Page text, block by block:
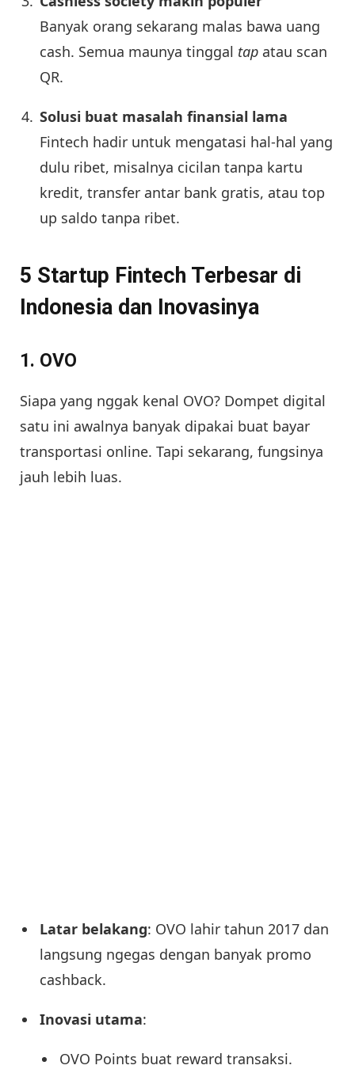
Banyak orang sekarang malas bawa uang
cash. Semua maunya tinggal tap atau scan
QR.
Solusi buat masalah finansial lama
Fintech hadir untuk mengatasi hal-hal yang
dulu ribet, misalnya cicilan tanpa kartu
kredit, transfer antar bank gratis, atau top
up saldo tanpa ribet.
5 Startup Fintech Terbesar di
Indonesia dan Inovasinya
1. OVO
Siapa yang nggak kenal OVO? Dompet digital
satu ini awalnya banyak dipakai buat bayar
transportasi online. Tapi sekarang, fungsinya
jauh lebih luas.
Latar belakang: OVO lahir tahun 2017 dan
langsung ngegas dengan banyak promo
cashback.
Inovasi utama:
OVO Points buat reward transaksi.